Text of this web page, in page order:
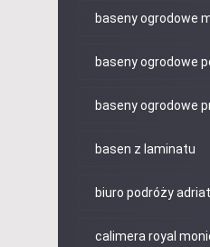
baseny ogrodowe
baseny ogrodowe
baseny ogrodowe
basen z laminatu
biuro podróży
calimera royal